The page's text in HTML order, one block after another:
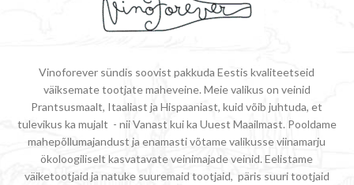
Vinoforever sündis soovist pakkuda Eestis kvaliteetseid
väiksemate tootjate maheveine. Meie valikus on veinid
Prantsusmaalt, Itaaliast ja Hispaaniast, kuid võib juhtuda, et
tulevikus ka mujalt - nii Vanast kui ka Uuest Maailmast. Pooldame
mahepõllumajandust ja enamasti võtame valikusse viinamarju
ökoloogiliselt kasvatavate veinimajade veinid. Eelistame
väiketootjaid ja natuke suuremaid tootjaid, päris suuri tootjaid